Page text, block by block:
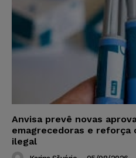
Anvisa prevê novas
emagrecedoras e reforça
ilegal